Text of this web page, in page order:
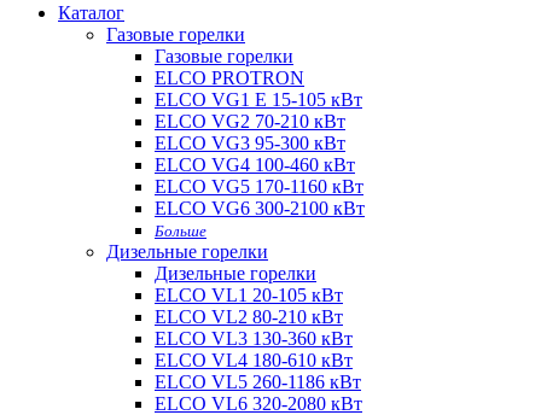
Каталог
Газовые горелки
Газовые горелки
ELCO PROTRON
ELCO VG1 E 15-105 кВт
ELCO VG2 70-210 кВт
ELCO VG3 95-300 кВт
ELCO VG4 100-460 кВт
ELCO VG5 170-1160 кВт
ELCO VG6 300-2100 кВт
Больше
Дизельные горелки
Дизельные горелки
ELCO VL1 20-105 кВт
ELCO VL2 80-210 кВт
ELCO VL3 130-360 кВт
ELCO VL4 180-610 кВт
ELCO VL5 260-1186 кВт
ELCO VL6 320-2080 кВт